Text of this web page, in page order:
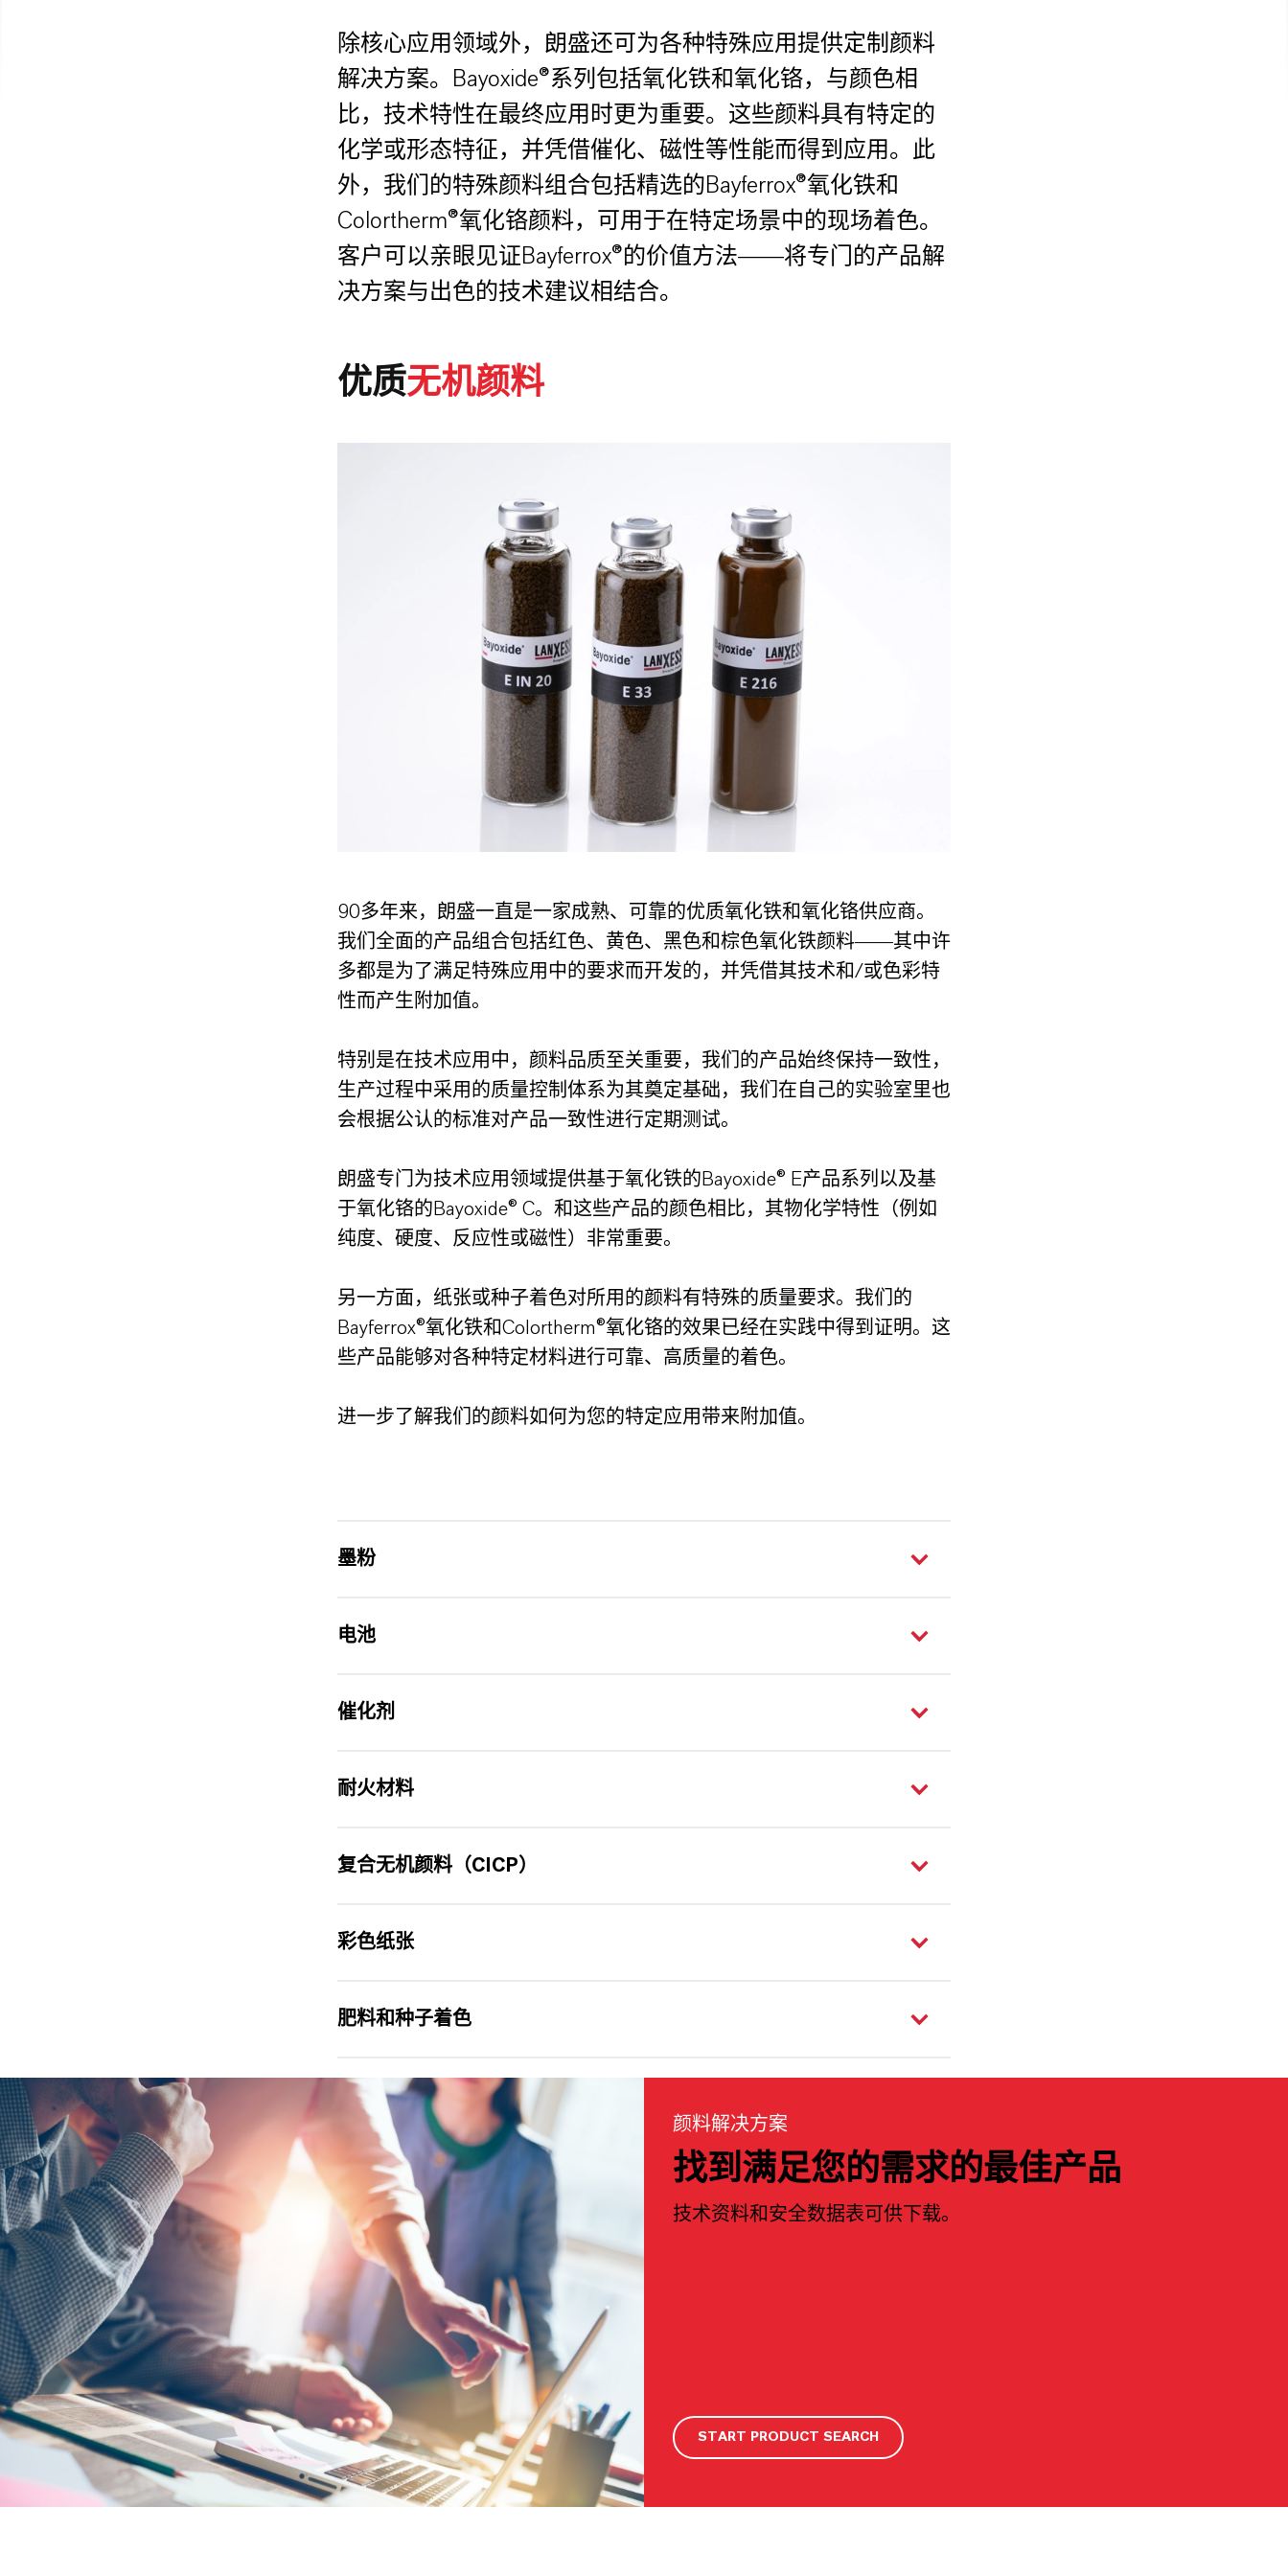
除核心应用领域外，朗盛还可为各种特殊应用提供定制颜料
解决方案。Bayoxide®系列包括氧化铁和氧化铬，与颜色相
比，技术特性在最终应用时更为重要。这些颜料具有特定的
化学或形态特征，并凭借催化、磁性等性能而得到应用。此
外，我们的特殊颜料组合包括精选的Bayferrox®氧化铁和
Colortherm®氧化铬颜料，可用于在特定场景中的现场着色。
客户可以亲眼见证Bayferrox®的价值方法——将专门的产品解
决方案与出色的技术建议相结合。
优质无机颜料
90多年来，朗盛一直是一家成熟、可靠的优质氧化铁和氧化铬供应商。
我们全面的产品组合包括红色、黄色、黑色和棕色氧化铁颜料——其中许
多都是为了满足特殊应用中的要求而开发的，并凭借其技术和/或色彩特
性而产生附加值。
特别是在技术应用中，颜料品质至关重要，我们的产品始终保持一致性，
生产过程中采用的质量控制体系为其奠定基础，我们在自己的实验室里也
会根据公认的标准对产品一致性进行定期测试。
朗盛专门为技术应用领域提供基于氧化铁的Bayoxide® E产品系列以及基
于氧化铬的Bayoxide® C。和这些产品的颜色相比，其物化学特性（例如
纯度、硬度、反应性或磁性）非常重要。
另一方面，纸张或种子着色对所用的颜料有特殊的质量要求。我们的
Bayferrox®氧化铁和Colortherm®氧化铬的效果已经在实践中得到证明。这
些产品能够对各种特定材料进行可靠、高质量的着色。
进一步了解我们的颜料如何为您的特定应用带来附加值。
墨粉
电池
催化剂
耐火材料
复合无机颜料（CICP）
彩色纸张
肥料和种子着色
颜料解决方案
找到满足您的需求的最佳产品
技术资料和安全数据表可供下载。
START PRODUCT SEARCH